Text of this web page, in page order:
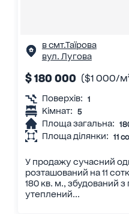
в смт.Таїрова
вул. Лугова
$ 180 000 ($1 000/
Поверхів: 1
Кімнат: 5
Площа загальна:
Площа ділянки: 11
У продажу сучасний
розташований на 11
180 кв. м., збудований з
утеплений...